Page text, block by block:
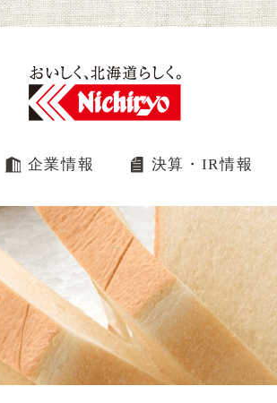
企業情報 決算・IR情報